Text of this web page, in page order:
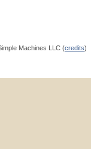
Machines LLC (credits)